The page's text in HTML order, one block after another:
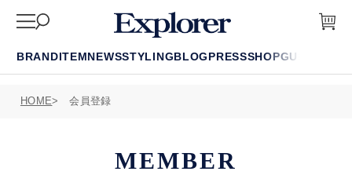
BRANDITEMNEWSSTYLINGBLOGPRESSSHOPGUIDE
HOME 会員登録
MEMBER